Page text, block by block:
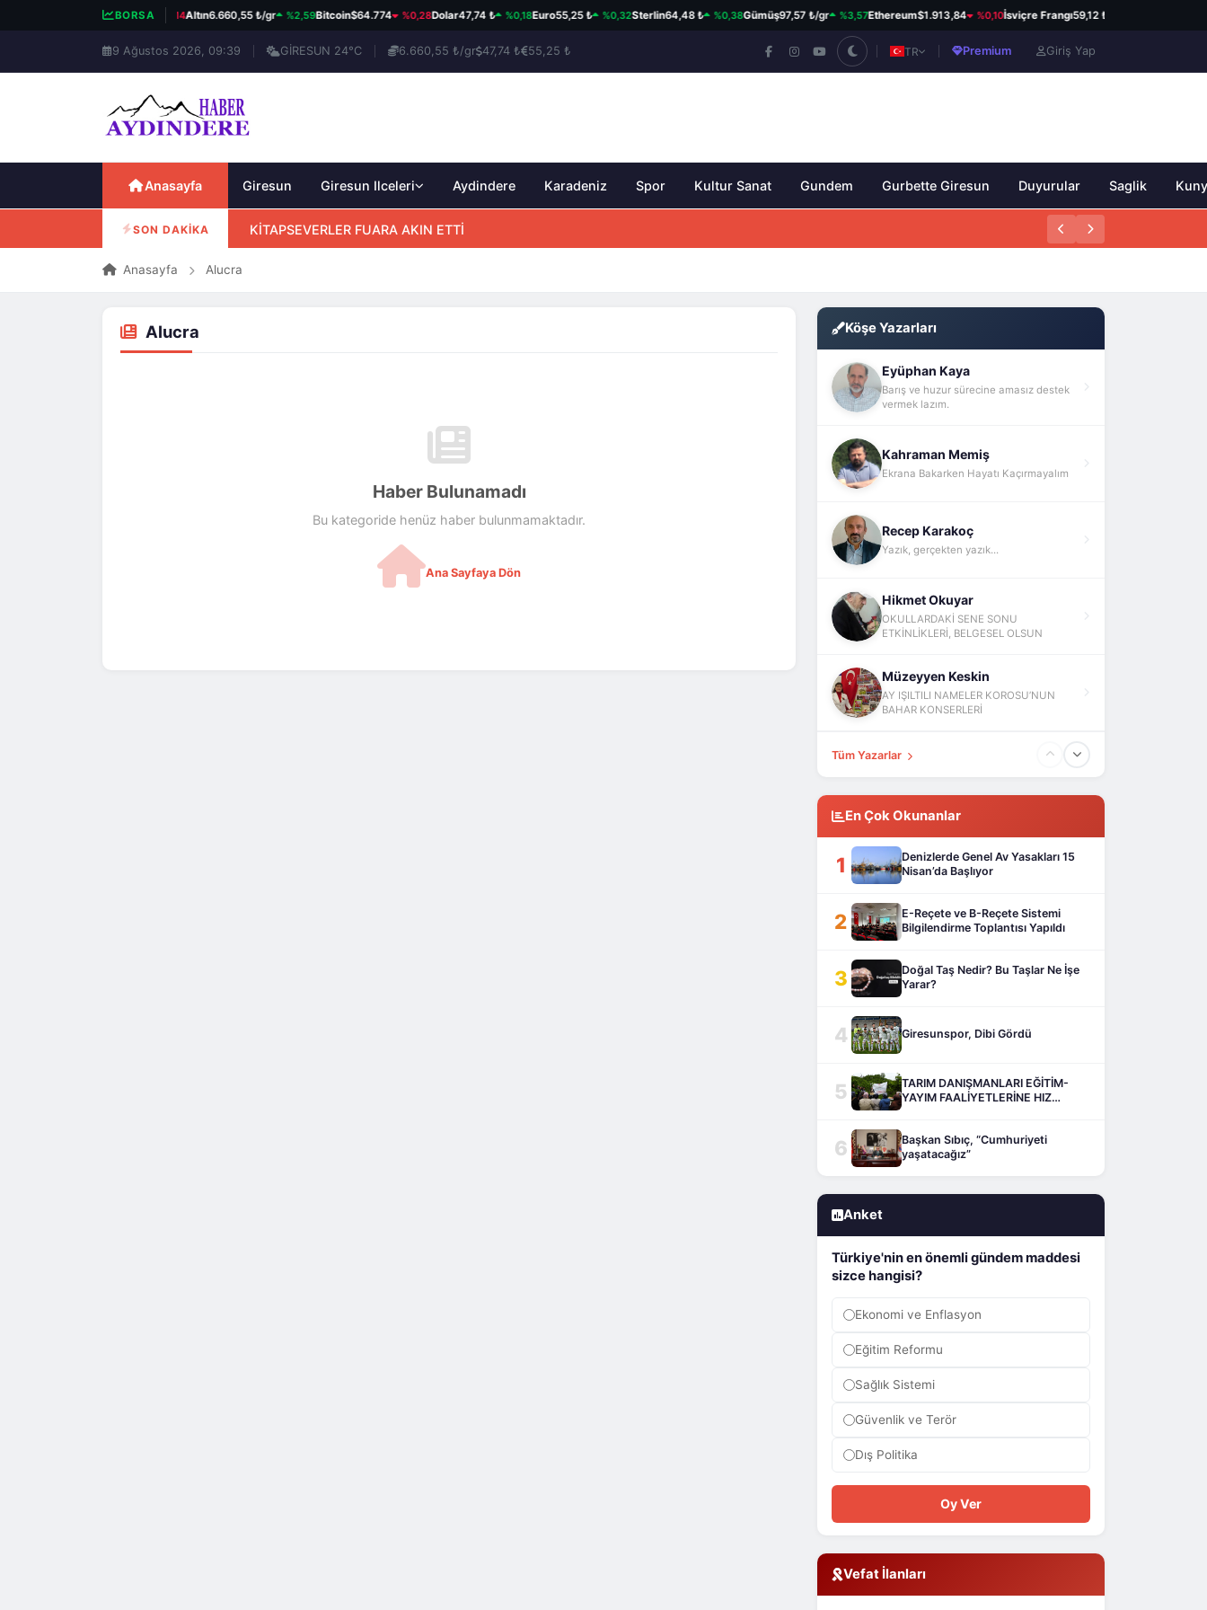
BORSA
13.779,39 %0,14 Altın6.660,55 ₺/gr %2,59Bitcoin$64.774 %0,28Dolar47,74 ₺ %0,18Euro55,25 ₺ %0,32Sterlin64,48 ₺ %0,38Gümüş97,57 ₺/gr %3,57Ethereum$1.913,84 %0,10İsviçre Frangı59,12 ₺ %0,82
9 Ağustos 2026, 09:39 GİRESUN 24°C 6.660,55 ₺/gr 47,74 ₺ 55,25 ₺ TR Premium Giriş Yap
Anasayfa Giresun Giresun Ilceleri Aydindere Karadeniz Spor Kultur Sanat Gundem Gurbette Giresun Duyurular Saglik
SON DAKİKA KİTAPSEVERLER FUARA AKIN ETTİ
Anasayfa Alucra
Alucra
Haber Bulunamadı
Bu kategoride henüz haber bulunmamaktadır.
Ana Sayfaya Dön
Köşe Yazarları
Eyüphan Kaya
Barış ve huzur sürecine amasız destek
vermek lazım.
Kahraman Memiş
Ekrana Bakarken Hayatı Kaçırmayalım
Recep Karakoç
Yazık, gerçekten yazık...
Hikmet Okuyar
OKULLARDAKİ SENE SONU
ETKİNLİKLERİ, BELGESEL OLSUN
Müzeyyen Keskin
AY IŞILTILI NAMELER KOROSU’NUN
BAHAR KONSERLERİ
Fatih Yokuş
Tüm Yazarlar
En Çok Okunanlar
1
Denizlerde Genel Av Yasakları 15
Nisan’da Başlıyor
2
E-Reçete ve B-Reçete Sistemi
Bilgilendirme Toplantısı Yapıldı
3
Doğal Taş Nedir? Bu Taşlar Ne İşe
Yarar?
4 Giresunspor, Dibi Gördü
5
TARIM DANIŞMANLARI EĞİTİM-
YAYIM FAALİYETLERİNE HIZ
6
Başkan Sıbıç, “Cumhuriyeti
yaşatacağız”
Anket
Türkiye'nin en önemli gündem maddesi
sizce hangisi?
Ekonomi ve Enflasyon
Eğitim Reformu
Sağlık Sistemi
Güvenlik ve Terör
Dış Politika
Oy Ver
Vefat İlanları